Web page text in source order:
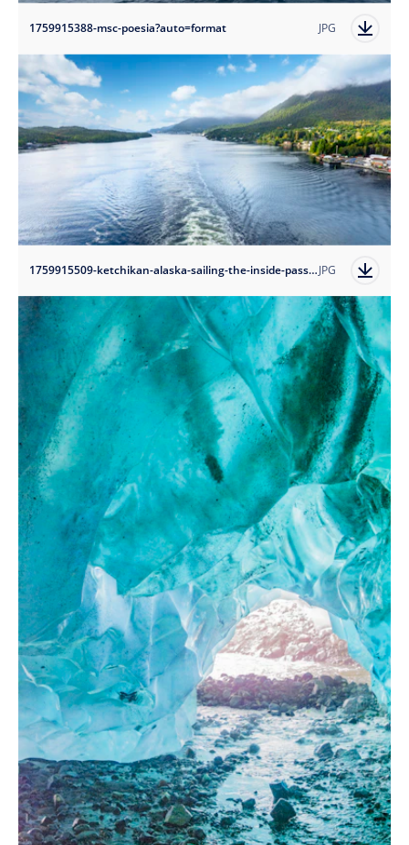
1759915388-msc-poesia?auto=format JPG
1759915509-ketchikan-alaska-sailing-the-inside-passage?auto=formatJPG